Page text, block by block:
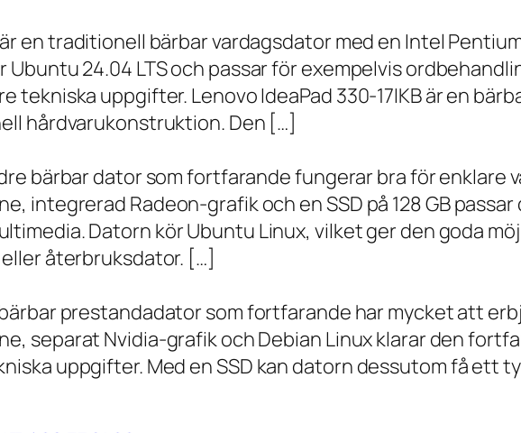
är en traditionell bärbar vardagsdator med en Intel
Ubuntu 24.04 LTS och passar för exempelvis
tekniska uppgifter. Lenovo IdeaPad 330-17IKB är en
hårdvarukonstruktion. Den […]
bärbar dator som fortfarande fungerar bra för enklare
integrerad Radeon-grafik och en SSD på 128 GB
Datorn kör Ubuntu Linux, vilket ger den goda
återbruksdator. […]
bärbar prestandadator som fortfarande har mycket att
separat Nvidia-grafik och Debian Linux klarar den
uppgifter. Med en SSD kan datorn dessutom få